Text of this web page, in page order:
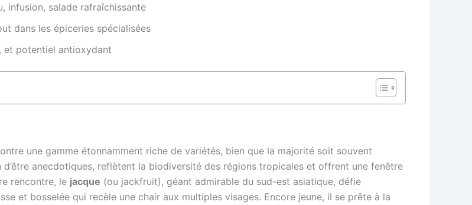
infusion, salade rafraîchissante
dans les épiceries spécialisées
et potentiel antioxydant
une gamme étonnamment riche de variétés, bien que la majorité soit souvent
anecdotiques, reflètent la biodiversité des régions tropicales et offrent une fenêtre
rencontre, le jacque (ou jackfruit), géant admirable du sud-est asiatique, défie
et bosselée qui recèle une chair aux multiples visages. Encore jeune, il se prête à la